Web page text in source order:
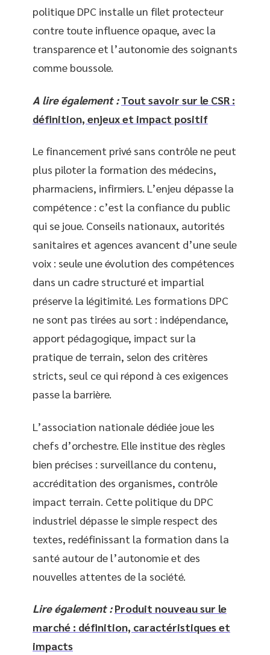
politique DPC installe un filet protecteur
contre toute influence opaque, avec la
transparence et l’autonomie des soignants
comme boussole.
A lire également : Tout savoir sur le CSR :
définition, enjeux et impact positif
Le financement privé sans contrôle ne peut
plus piloter la formation des médecins,
pharmaciens, infirmiers. L’enjeu dépasse la
compétence : c’est la confiance du public
qui se joue. Conseils nationaux, autorités
sanitaires et agences avancent d’une seule
voix : seule une évolution des compétences
dans un cadre structuré et impartial
préserve la légitimité. Les formations DPC
ne sont pas tirées au sort : indépendance,
apport pédagogique, impact sur la
pratique de terrain, selon des critères
stricts, seul ce qui répond à ces exigences
passe la barrière.
L’association nationale dédiée joue les
chefs d’orchestre. Elle institue des règles
bien précises : surveillance du contenu,
accréditation des organismes, contrôle
impact terrain. Cette politique du DPC
industriel dépasse le simple respect des
textes, redéfinissant la formation dans la
santé autour de l’autonomie et des
nouvelles attentes de la société.
Lire également : Produit nouveau sur le
marché : définition, caractéristiques et
impacts